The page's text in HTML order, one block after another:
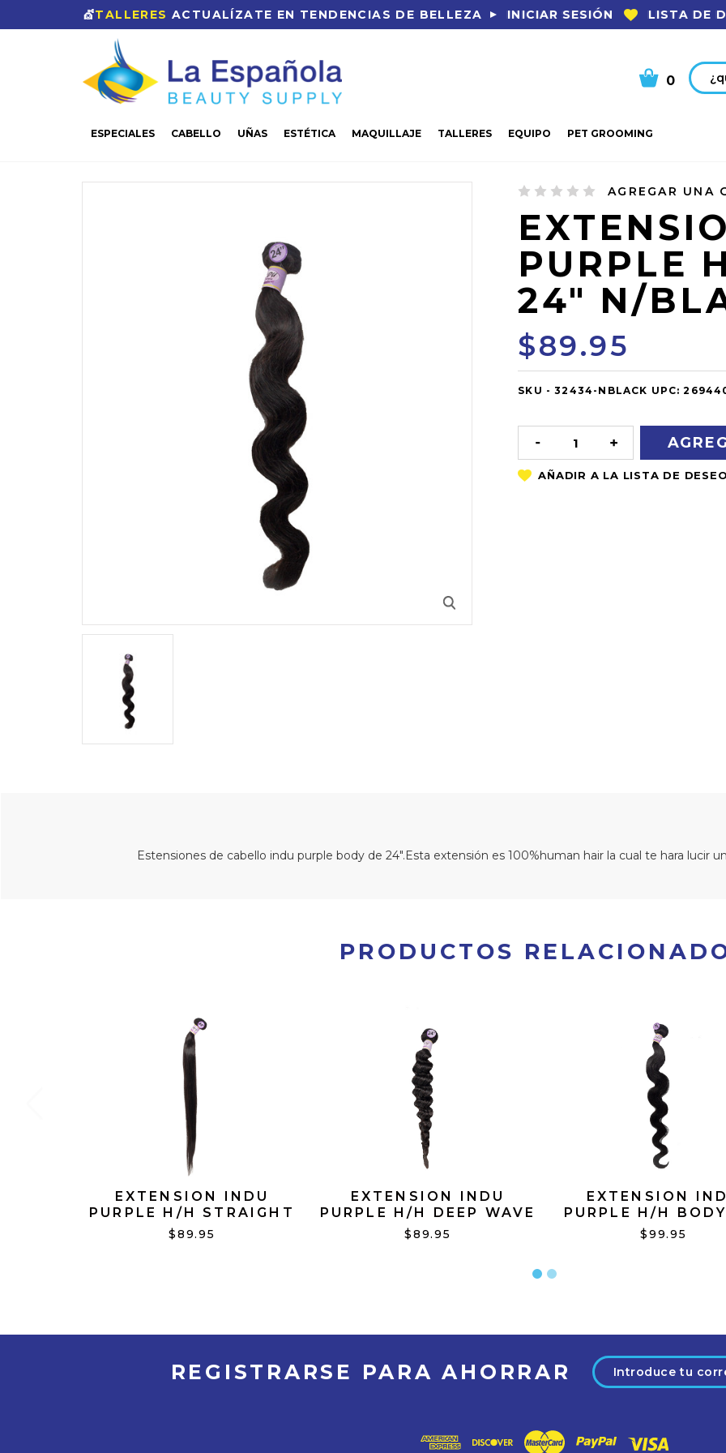
💇TALLERES ACTUALÍZATE EN TENDENCIAS DE BELLEZA INICIAR SESIÓN LISTA DE
Buscar
0
ESPECIALES CABELLO UÑAS ESTÉTICA MAQUILLAJE TALLERES EQUIPO PET GROOMING
AGREGAR UNA
PURPLE
24" N/
$89.95
OUT
STOCK
SKU - 32434-NBLACK UPC:
DISMINUIR
LA
CANTIDAD:
AUMENTAR
LA
CANTIDAD:
Estensiones de cabello indu purple body de 24".Esta extensión es 100%human hair la cual te hara lucir
PRODUCTOS
EXTENSION INDU
PURPLE H/H STRAIGHT
24" N/BLACK
$89.95
EXTENSION INDU
PURPLE H/H DEEP WAVE
24" N/BLACK
$89.95
EXTENSION
PURPLE H/H
NBLACK
$99.95
REGISTRARSE PARA AHORRAR
Dirección
de